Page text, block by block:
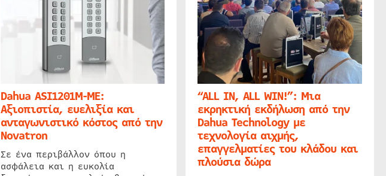
Dahua ASI1201M-ME:
Αξιοπιστία, ευελιξία και
ανταγωνιστικό κόστος από την
Novatron
Σε ένα περιβάλλον όπου η
ασφάλεια και η ευκολία
“ALL IN, ALL WIN!”: Μια
εκρηκτική εκδήλωση από την
Dahua Technology με
τεχνολογία αιχμής,
επαγγελματίες του κλάδου και
πλούσια δώρα